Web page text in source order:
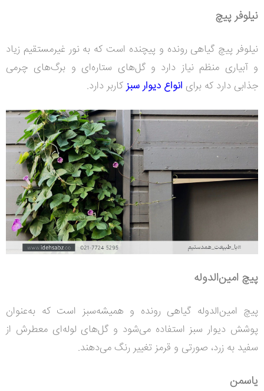
نیلوفر پیچ
نیلوفر پیچ گیاهی رونده و پیچنده است که به نور غیرمستقیم زیاد
و آبیاری منظم نیاز دارد و گل‌های ستاره‌ای و برگ‌های چرمی
جذابی دارد که برای انواع دیوار سبزکاربر دارد.
پیچ امین‌الدوله
پیچ امین‌الدوله گیاهی رونده و همیشه‌سبز است که به‌عنوان
پوشش دیوار سبز استفاده می‌شود و گل‌های لوله‌ای معطرش از
سفید به زرد، صورتی و قرمز تغییر رنگ می‌دهند.
یاسمن